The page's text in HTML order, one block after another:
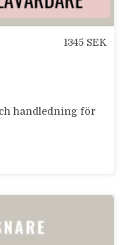
1345 SEK
handledning för